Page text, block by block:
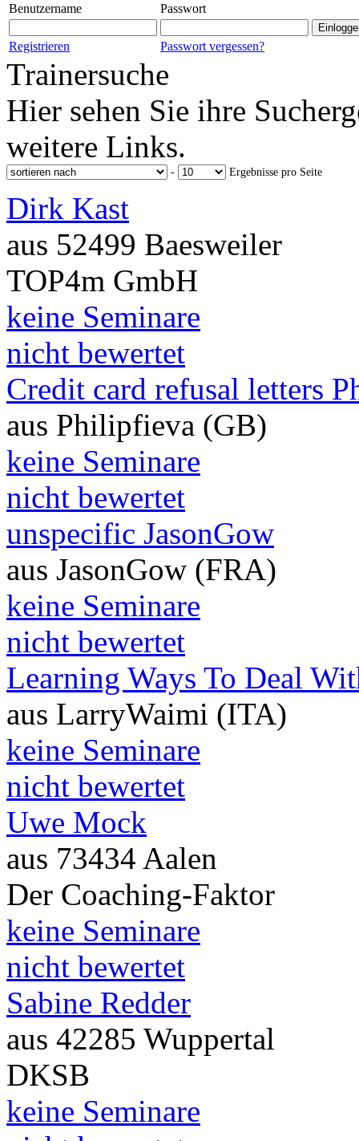
Benutzername Passwort
Registrieren Passwort vergessen?
Trainersuche
Hier sehen Sie ihre
weitere Links.
- Ergebnisse pro Seite
Dirk Kast
aus 52499 Baesweiler
TOP4m GmbH
keine Seminare
nicht bewertet
Credit card refusal letters
aus Philipfieva (GB)
keine Seminare
nicht bewertet
unspecific JasonGow
aus JasonGow (FRA)
keine Seminare
nicht bewertet
Learning Ways To Deal
aus LarryWaimi (ITA)
keine Seminare
nicht bewertet
Uwe Mock
aus 73434 Aalen
Der Coaching-Faktor
keine Seminare
nicht bewertet
Sabine Redder
aus 42285 Wuppertal
DKSB
keine Seminare